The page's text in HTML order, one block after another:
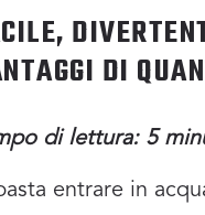
DI
di lettura: 5
entrare in